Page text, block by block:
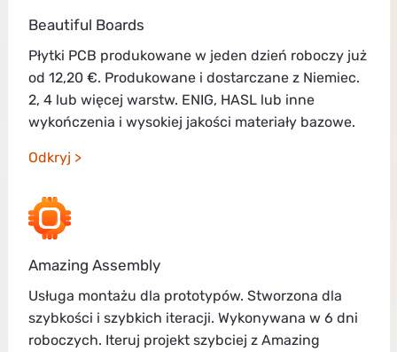
Beautiful Boards
Płytki PCB produkowane w jeden dzień roboczy już
od 12,20 €. Produkowane i dostarczane z Niemiec.
2, 4 lub więcej warstw. ENIG, HASL lub inne
wykończenia i wysokiej jakości materiały bazowe.
Odkryj
Amazing Assembly
Usługa montażu dla prototypów. Stworzona dla
szybkości i szybkich iteracji. Wykonywana w 6 dni
roboczych. Iteruj projekt szybciej z Amazing